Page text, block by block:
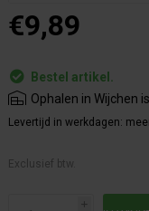
€9,89
Bestel artikel.
Ophalen in Wijchen
Levertijd in werkdagen:
Exclusief btw.
i